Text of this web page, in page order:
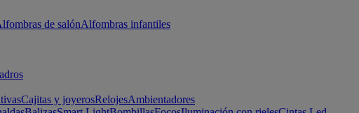
de salónAlfombras infantiles
Cajitas y joyerosRelojesAmbientadores